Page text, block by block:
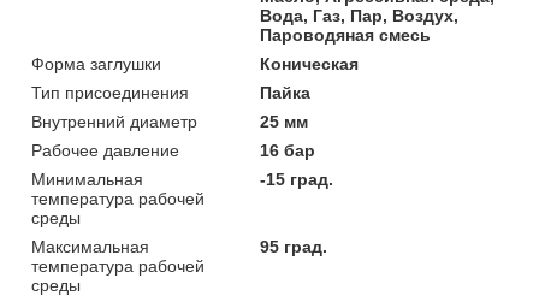
Вода, Газ, Пар, Воздух,
Пароводяная смесь
Форма заглушки
Коническая
Тип присоединения
Пайка
Внутренний диаметр
25 мм
Рабочее давление
16 бар
Минимальная
температура рабочей
среды
-15 град.
Максимальная
температура рабочей
среды
95 град.